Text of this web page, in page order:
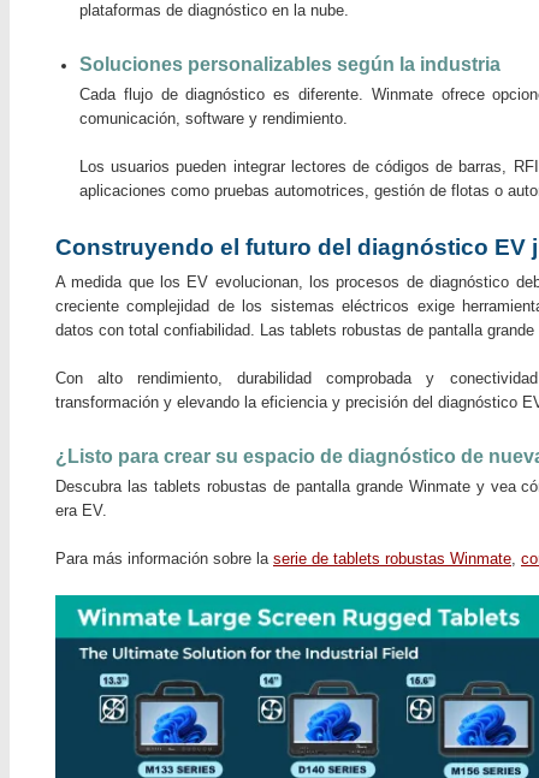
plataformas de diagnóstico en la nube.
Soluciones personalizables según la industria
Cada flujo de diagnóstico es diferente. Winmate ofrece
comunicación, software y rendimiento.
Los usuarios pueden integrar lectores de códigos de barras,
aplicaciones como pruebas automotrices, gestión de flotas o
Construyendo el futuro del diagnóstico EV
A medida que los EV evolucionan, los procesos de diagnóstico
creciente complejidad de los sistemas eléctricos exige
datos con total confiabilidad. Las tablets robustas de pantalla
Con alto rendimiento, durabilidad comprobada y
transformación y elevando la eficiencia y precisión del diagnóstico
¿Listo para crear su espacio de diagnóstico de
Descubra las tablets robustas de pantalla grande Winmate y vea
era EV.
Para más información sobre la serie de tablets robustas Winmate,